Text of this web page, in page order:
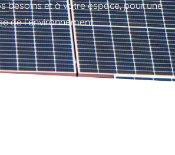
besoins et à votre espace, pour une
de l’environnement.